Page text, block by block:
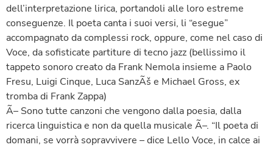
dell’interpretazione lirica, portandoli alle loro estreme
conseguenze. Il poeta canta i suoi versi, li “esegue”
accompagnato da complessi rock, oppure, come nel caso di
Voce, da sofisticate partiture di tecno jazz (bellissimo il
tappeto sonoro creato da Frank Nemola insieme a Paolo
Fresu, Luigi Cinque, Luca SanzÃš e Michael Gross, ex
tromba di Frank Zappa)
Ã– Sono tutte canzoni che vengono dalla poesia, dalla
ricerca linguistica e non da quella musicale Ã–. “Il poeta di
domani, se vorrà sopravvivere – dice Lello Voce, in calce ai